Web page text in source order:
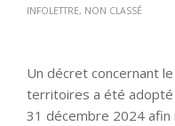
INFOLETTRE, NON CLASSÉ
Un décret concernant
territoires a été adopté
31 décembre 2024